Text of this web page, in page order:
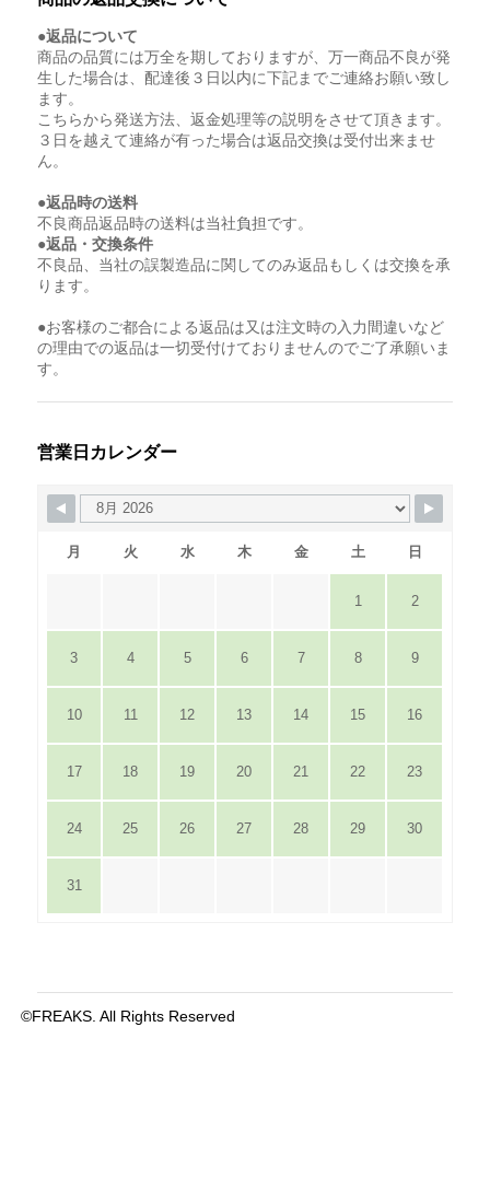
●返品について
商品の品質には万全を期しておりますが、万一商品不良が発
生した場合は、配達後３日以内に下記までご連絡お願い致し
ます。
こちらから発送方法、返金処理等の説明をさせて頂きます。
３日を越えて連絡が有った場合は返品交換は受付出来ませ
ん。
●返品時の送料
不良商品返品時の送料は当社負担です。
●返品・交換条件
不良品、当社の誤製造品に関してのみ返品もしくは交換を承
ります。
●お客様のご都合による返品は又は注文時の入力間違いなど
の理由での返品は一切受付けておりませんのでご了承願いま
す。
営業日カレンダー
月 火 水 木 金 土 日
1 2
3 4 5 6 7 8 9
10 11 12 13 14 15 16
17 18 19 20 21 22 23
24 25 26 27 28 29 30
31
©FREAKS. All Rights Reserved